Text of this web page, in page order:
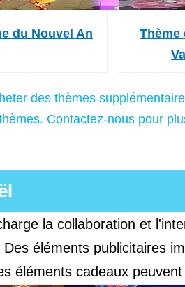
du Nouvel An
Thème
des thèmes
Contactez-nous pour
la collaboration et
éléments publicitaires
éléments cadeaux